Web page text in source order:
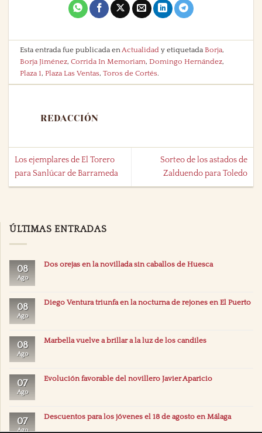
Esta entrada fue publicada enActualidad y etiquetadaBorja,
Borja Jiménez,Corrida In Memoriam,Domingo Hernández,
Plaza 1,Plaza Las Ventas,Toros de Cortés.
REDACCIÓN
Los ejemplares de El Torero
para Sanlúcar de Barrameda
Sorteo de los astados de
Zalduendo para Toledo
ÚLTIMAS ENTRADAS
08
Ago
Dos orejas en la novillada sin caballos de Huesca
08
Ago
Diego Ventura triunfa en la nocturna de rejones en El Puerto
08
Ago
Marbella vuelve a brillar a la luz de los candiles
07
Ago
Evolución favorable del novillero Javier Aparicio
07
Ago
Descuentos para los jóvenes el 18 de agosto en Málaga